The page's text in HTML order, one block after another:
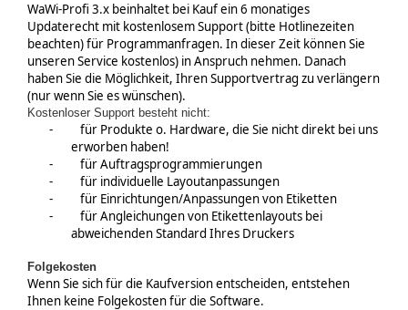
WaWi-Profi 3.x beinhaltet bei Kauf ein 6 monatiges
Updaterecht mit kostenlosem Support (bitte Hotlinezeiten
beachten) für Programmanfragen. In dieser Zeit können Sie
unseren Service kostenlos) in Anspruch nehmen. Danach
haben Sie die Möglichkeit, Ihren Supportvertrag zu verlängern
(nur wenn Sie es wünschen).
Kostenloser Support besteht nicht:
-
für Produkte o. Hardware, die Sie nicht direkt bei uns
erworben haben!
-
für Auftragsprogrammierungen
-
für individuelle Layoutanpassungen
-
für Einrichtungen/Anpassungen von Etiketten
-
für Angleichungen von Etikettenlayouts bei
abweichenden Standard Ihres Druckers
Folgekosten
Wenn Sie sich für die Kaufversionentscheiden, entstehen
Ihnen keine Folgekosten für die Software.